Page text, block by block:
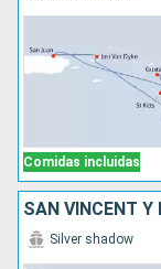
Comidas incluidas
Silver shadow